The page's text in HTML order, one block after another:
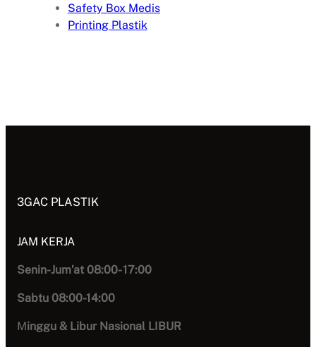
Safety Box Medis
Printing Plastik
3GAC PLASTIK
JAM KERJA
Senin-Jum’at 08:00- 17:00
Sabtu 08:00-14:00
Minggu & Libur Nasional LIBUR